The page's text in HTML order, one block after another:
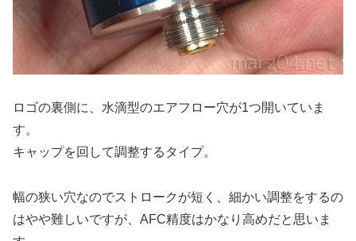
ロゴの裏側に、水滴型のエアフロー穴が1つ開いていま
す。
キャップを回して調整するタイプ。
幅の狭い穴なのでストロークが短く、細かい調整をするの
はやや難しいですが、AFC精度はかなり高めだと思いま